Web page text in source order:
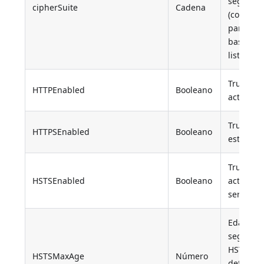
cipherSuite Cadena
base
list)
HTTPEnabled Booleano
True si
activado
HTTPSEnabled Booleano
True si
está
HSTSEnabled Booleano
True si
activado
servidor
HSTSMaxAge Número
Edad
HSTS.